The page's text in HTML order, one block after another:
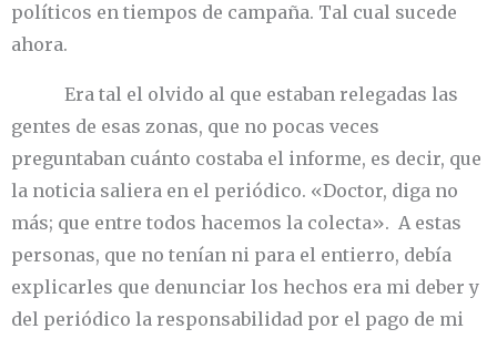
políticos en tiempos de campaña. Tal cual sucede
ahora.
Era tal el olvido al que estaban relegadas las
gentes de esas zonas, que no pocas veces
preguntaban cuánto costaba el informe, es decir, que
la noticia saliera en el periódico. «Doctor, diga no
más; que entre todos hacemos la colecta». A estas
personas, que no tenían ni para el entierro, debía
explicarles que denunciar los hechos era mi deber y
del periódico la responsabilidad por el pago de mi